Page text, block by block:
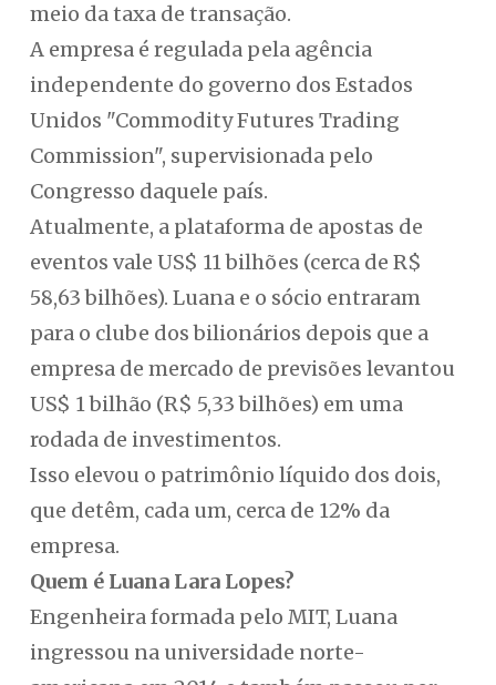
meio da taxa de transação.
A empresa é regulada pela agência
independente do governo dos Estados
Unidos "Commodity Futures Trading
Commission", supervisionada pelo
Congresso daquele país.
Atualmente, a plataforma de apostas de
eventos vale US$ 11 bilhões (cerca de R$
58,63 bilhões). Luana e o sócio entraram
para o clube dos bilionários depois que a
empresa de mercado de previsões levantou
US$ 1 bilhão (R$ 5,33 bilhões) em uma
rodada de investimentos.
Isso elevou o patrimônio líquido dos dois,
que detêm, cada um, cerca de 12% da
empresa.
Quem é Luana Lara Lopes?
Engenheira formada pelo MIT, Luana
ingressou na universidade norte-